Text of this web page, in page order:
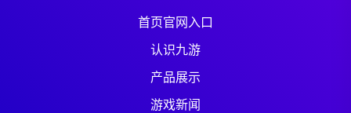
首页官网入口
认识九游
产品展示
游戏新闻